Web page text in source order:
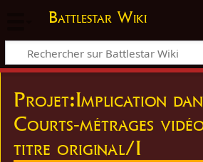
Battlestar Wiki
Projet:Implication
Courts-métrages
titre original/I